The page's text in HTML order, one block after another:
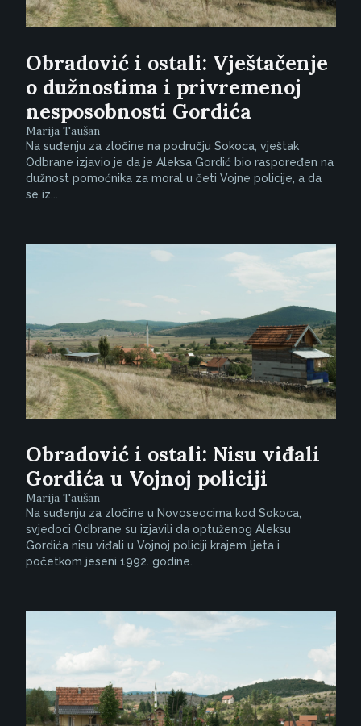
Obradović i ostali: Vještačenje
o dužnostima i privremenoj
nesposobnosti Gordića
Marija Taušan
Na suđenju za zločine na području Sokoca, vještak
Odbrane izjavio je da je Aleksa Gordić bio raspoređen na
dužnost pomoćnika za moral u četi Vojne policije, a da
se iz...
Obradović i ostali: Nisu viđali
Gordića u Vojnoj policiji
Marija Taušan
Na suđenju za zločine u Novoseocima kod Sokoca,
svjedoci Odbrane su izjavili da optuženog Aleksu
Gordića nisu viđali u Vojnoj policiji krajem ljeta i
početkom jeseni 1992. godine.